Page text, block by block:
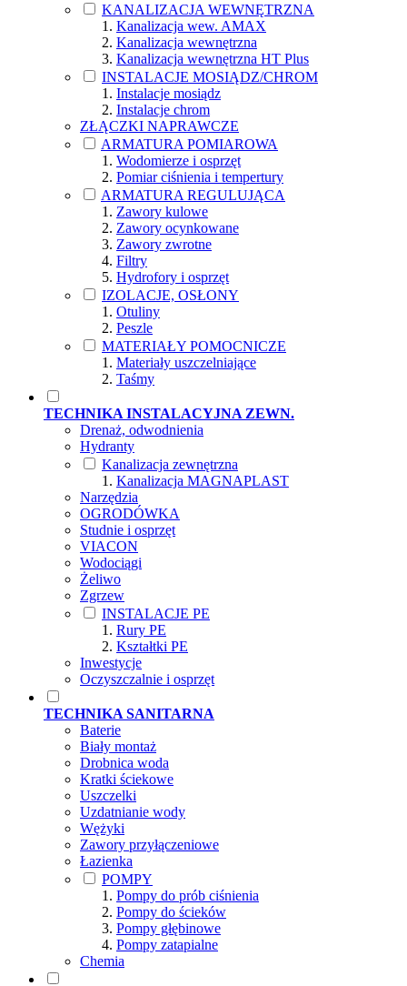
KANALIZACJA WEWNĘTRZNA
Kanalizacja wew. AMAX
Kanalizacja wewnętrzna
Kanalizacja wewnętrzna HT Plus
INSTALACJE MOSIĄDZ/CHROM
Instalacje mosiądz
Instalacje chrom
ZŁĄCZKI NAPRAWCZE
ARMATURA POMIAROWA
Wodomierze i osprzęt
Pomiar ciśnienia i tempertury
ARMATURA REGULUJĄCA
Zawory kulowe
Zawory ocynkowane
Zawory zwrotne
Filtry
Hydrofory i osprzęt
IZOLACJE, OSŁONY
Otuliny
Peszle
MATERIAŁY POMOCNICZE
Materiały uszczelniające
Taśmy
TECHNIKA INSTALACYJNA ZEWN.
Drenaż, odwodnienia
Hydranty
Kanalizacja zewnętrzna
Kanalizacja MAGNAPLAST
Narzędzia
OGRODÓWKA
Studnie i osprzęt
VIACON
Wodociągi
Żeliwo
Zgrzew
INSTALACJE PE
Rury PE
Kształtki PE
Inwestycje
Oczyszczalnie i osprzęt
TECHNIKA SANITARNA
Baterie
Biały montaż
Drobnica woda
Kratki ściekowe
Uszczelki
Uzdatnianie wody
Wężyki
Zawory przyłączeniowe
Łazienka
POMPY
Pompy do prób ciśnienia
Pompy do ścieków
Pompy głębinowe
Pompy zatapialne
Chemia